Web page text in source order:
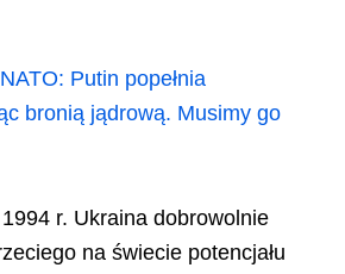
Putin popełnia
bronią jądrową. Musimy go
r. Ukraina dobrowolnie
na świecie potencjału